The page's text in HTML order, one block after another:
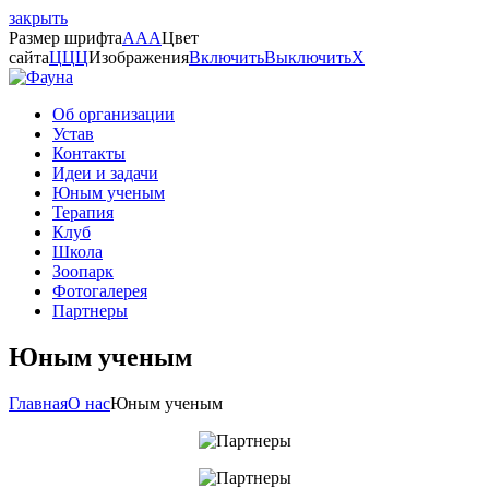
закрыть
Размер шрифтаAAAЦвет
сайтаЦЦЦИзображенияВключитьВыключитьX
Об организации
Устав
Контакты
Идеи и задачи
Юным ученым
Терапия
Клуб
Школа
Зоопарк
Фотогалерея
Партнеры
Юным ученым
ГлавнаяО насЮным ученым